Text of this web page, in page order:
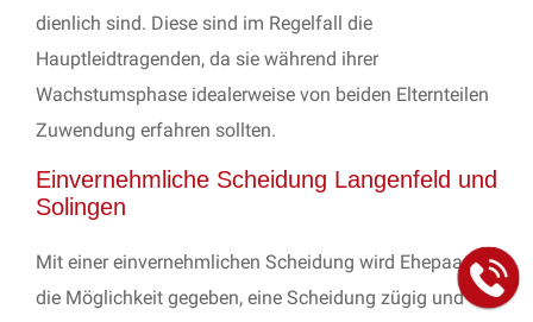
dienlich sind. Diese sind im Regelfall die
Hauptleidtragenden, da sie während ihrer
Wachstumsphase idealerweise von beiden Elternteilen
Zuwendung erfahren sollten.
Einvernehmliche Scheidung Langenfeld und
Solingen
Mit einer einvernehmlichen Scheidung wird Ehepaaren
die Möglichkeit gegeben, eine Scheidung zügig und